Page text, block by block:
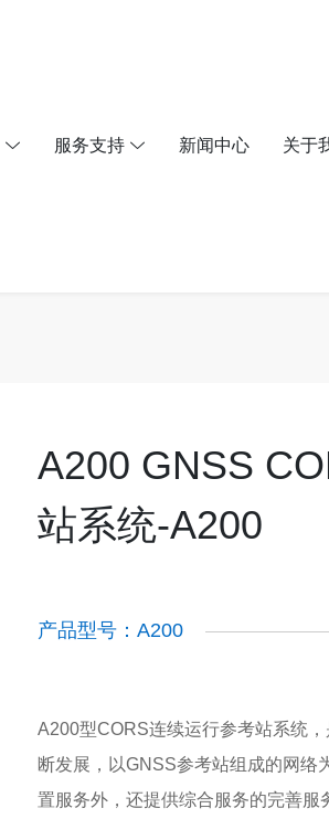
服务支持 新闻中心 关于
A200 GNSS
站系统-A200
产品型号：A200
A200型CORS连续运行参考站系统
断发展，以GNSS参考站组成的网络
置服务外，还提供综合服务的完善